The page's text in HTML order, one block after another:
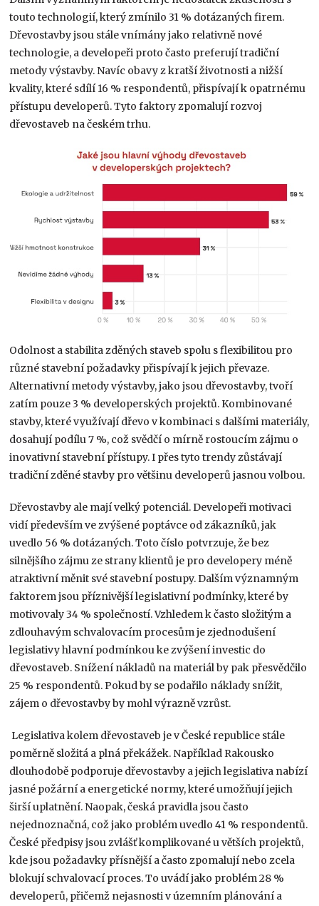
touto technologií, který zmínilo 31 % dotázaných firem.
Dřevostavby jsou stále vnímány jako relativně nové
technologie, a developeři proto často preferují tradiční
metody výstavby. Navíc obavy z kratší životnosti a nižší
kvality, které sdílí 16 % respondentů, přispívají k opatrnému
přístupu developerů. Tyto faktory zpomalují rozvoj
dřevostaveb na českém trhu.
Odolnost a stabilita zděných staveb spolu s flexibilitou pro
různé stavební požadavky přispívají k jejich převaze.
Alternativní metody výstavby, jako jsou dřevostavby, tvoří
zatím pouze 3 % developerských projektů. Kombinované
stavby, které využívají dřevo v kombinaci s dalšími materiály,
dosahují podílu 7 %, což svědčí o mírně rostoucím zájmu o
inovativní stavební přístupy. I přes tyto trendy zůstávají
tradiční zděné stavby pro většinu developerů jasnou volbou.
Dřevostavby ale mají velký potenciál. Developeři motivaci
vidí především ve zvýšené poptávce od zákazníků, jak
uvedlo 56 % dotázaných. Toto číslo potvrzuje, že bez
silnějšího zájmu ze strany klientů je pro developery méně
atraktivní měnit své stavební postupy. Dalším významným
faktorem jsou příznivější legislativní podmínky, které by
motivovaly 34 % společností. Vzhledem k často složitým a
zdlouhavým schvalovacím procesům je zjednodušení
legislativy hlavní podmínkou ke zvýšení investic do
dřevostaveb. Snížení nákladů na materiál by pak přesvědčilo
25 % respondentů. Pokud by se podařilo náklady snížit,
zájem o dřevostavby by mohl výrazně vzrůst.
Legislativa kolem dřevostaveb je v České republice stále
poměrně složitá a plná překážek. Například Rakousko
dlouhodobě podporuje dřevostavby a jejich legislativa nabízí
jasné požární a energetické normy, které umožňují jejich
širší uplatnění. Naopak, česká pravidla jsou často
nejednoznačná, což jako problém uvedlo 41 % respondentů.
České předpisy jsou zvlášť komplikované u větších projektů,
kde jsou požadavky přísnější a často zpomalují nebo zcela
blokují schvalovací proces. To uvádí jako problém 28 %
developerů, přičemž nejasnosti v územním plánování a